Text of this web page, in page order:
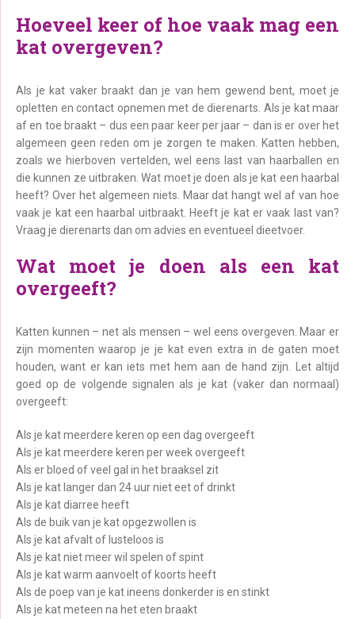
Hoeveel keer of hoe vaak mag een
kat overgeven?
Als je kat vaker braakt dan je van hem gewend bent, moet je
opletten en contact opnemen met de dierenarts. Als je kat maar
af en toe braakt – dus een paar keer per jaar – dan is er over het
algemeen geen reden om je zorgen te maken. Katten hebben,
zoals we hierboven vertelden, wel eens last van haarballen en
die kunnen ze uitbraken. Wat moet je doen als je kat een haarbal
heeft? Over het algemeen niets. Maar dat hangt wel af van hoe
vaak je kat een haarbal uitbraakt. Heeft je kat er vaak last van?
Vraag je dierenarts dan om advies en eventueel dieetvoer.
Wat moet je doen als een kat
overgeeft?
Katten kunnen – net als mensen – wel eens overgeven. Maar er
zijn momenten waarop je je kat even extra in de gaten moet
houden, want er kan iets met hem aan de hand zijn. Let altijd
goed op de volgende signalen als je kat (vaker dan normaal)
overgeeft:
Als je kat meerdere keren op een dag overgeeft
Als je kat meerdere keren per week overgeeft
Als er bloed of veel gal in het braaksel zit
Als je kat langer dan 24 uur niet eet of drinkt
Als je kat diarree heeft
Als de buik van je kat opgezwollen is
Als je kat afvalt of lusteloos is
Als je kat niet meer wil spelen of spint
Als je kat warm aanvoelt of koorts heeft
Als de poep van je kat ineens donkerder is en stinkt
Als je kat meteen na het eten braakt